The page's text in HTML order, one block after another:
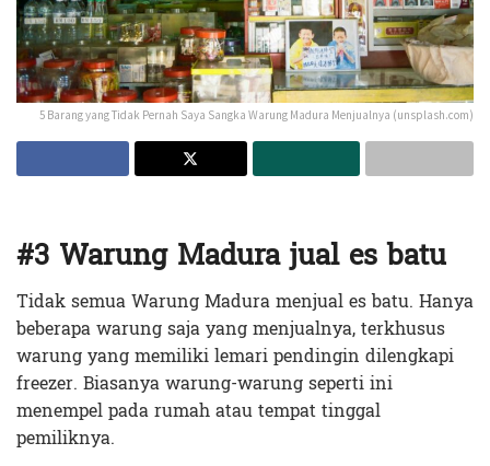
5 Barang yang Tidak Pernah Saya Sangka Warung Madura Menjualnya (unsplash.com)
#3 Warung Madura jual es batu
Tidak semua Warung Madura menjual es batu. Hanya
beberapa warung saja yang menjualnya, terkhusus
warung yang memiliki lemari pendingin dilengkapi
freezer. Biasanya warung-warung seperti ini
menempel pada rumah atau tempat tinggal
pemiliknya.